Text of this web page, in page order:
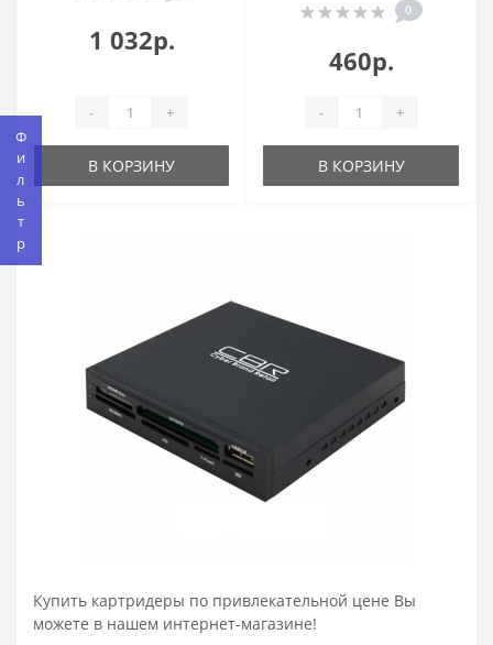
Фильтр
1 032р.
- +
В КОРЗИНУ
0
460р.
- +
В КОРЗИНУ
Купить картридеры по привлекательной цене Вы
можете в нашем интернет-магазине!